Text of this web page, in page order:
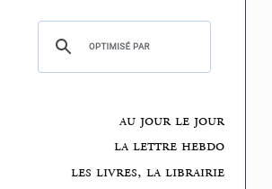
au jour le jour
la lettre hebdo
les livres, la librairie